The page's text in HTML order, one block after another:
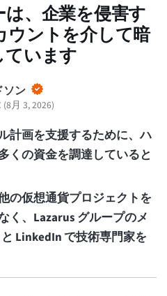
、企業を侵害す
ウントを介して暗
ています
ソン
(8月 3, 2026)
計画を支援するために、ハ
くの資金を調達していると
の仮想通貨プロジェクトを
く、Lazarus グループのメ
LinkedIn で技術専門家を